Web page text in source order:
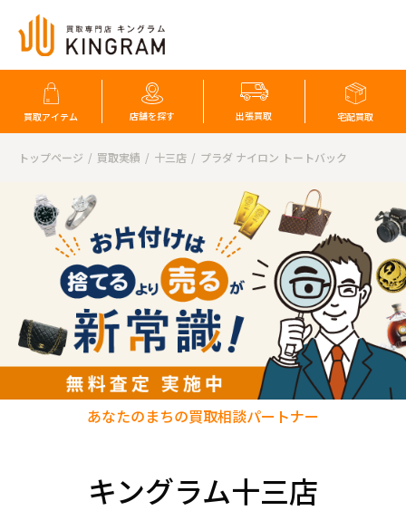
買取アイテム 店舗を探す 出張買取 宅配買取
トップページ 買取実績 十三店 プラダ ナイロン トートバック
キングラム十三店
あなたのまちの買取相談パートナー